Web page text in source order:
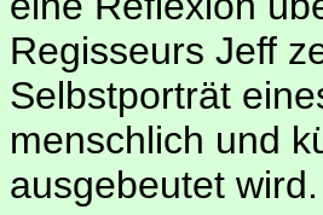
Regisseurs Jeff
Selbstporträt
menschlich und
ausgebeutet